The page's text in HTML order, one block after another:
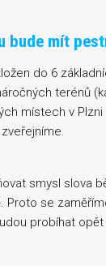
bude mít
do 6
terénů
místech v
smysl slova
Proto se
probíhat